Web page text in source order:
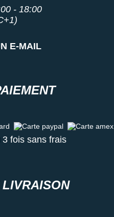
- 18:00
E-MAIL
Carte paypal Carte amex
fois sans frais